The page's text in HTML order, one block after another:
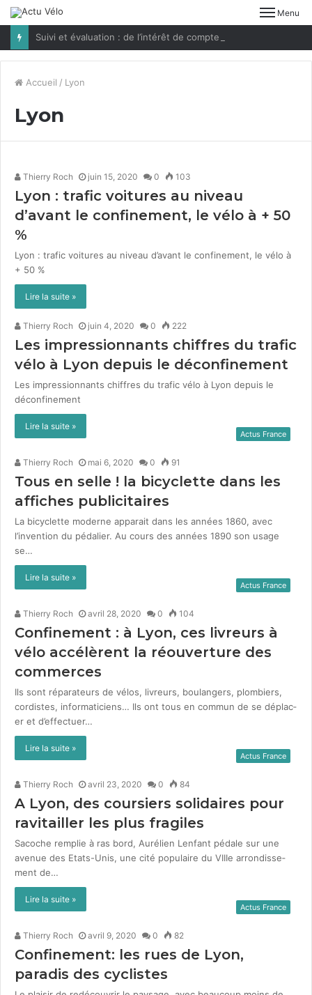
Menu
Suivi et évaluation : de l’intérêt de compter les vélos
Accueil / Lyon
Lyon
Thierry Roch juin 15, 2020 0 103
Lyon : trafic voitures au niveau
d’avant le confinement, le vélo à + 50
%
Lyon : traf­ic voitures au niveau d’avant le con­fine­ment, le vélo à
+ 50 %
Lire la suite »
Thierry Roch juin 4, 2020 0 222
Les impressionnants chiffres du trafic
vélo à Lyon depuis le déconfinement
Les impres­sion­nants chiffres du traf­ic vélo à Lyon depuis le
décon­fine­ment
Lire la suite »
Actus France
Thierry Roch mai 6, 2020 0 91
Tous en selle ! la bicyclette dans les
affiches publicitaires
La bicy­clette mod­erne appa­rait dans les années 1860, avec
l’invention du pédalier. Au cours des années 1890 son usage
se…
Lire la suite »
Actus France
Thierry Roch avril 28, 2020 0 104
Confinement : à Lyon, ces livreurs à
vélo accélèrent la réouverture des
commerces
Ils sont répara­teurs de vélos, livreurs, boulangers, plom­biers,
cordistes, infor­mati­ciens… Ils ont tous en com­mun de se déplac­
er et d’effectuer…
Lire la suite »
Actus France
Thierry Roch avril 23, 2020 0 84
A Lyon, des coursiers solidaires pour
ravitailler les plus fragiles
Sacoche rem­plie à ras bord, Aurélien Lenfant pédale sur une
avenue des Etats-Unis, une cité pop­u­laire du VIIIe arrondisse­
ment de…
Lire la suite »
Actus France
Thierry Roch avril 9, 2020 0 82
Confinement: les rues de Lyon,
paradis des cyclistes